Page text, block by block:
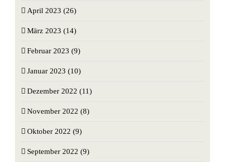
April 2023 (26)
März 2023 (14)
Februar 2023 (9)
Januar 2023 (10)
Dezember 2022 (11)
November 2022 (8)
Oktober 2022 (9)
September 2022 (9)